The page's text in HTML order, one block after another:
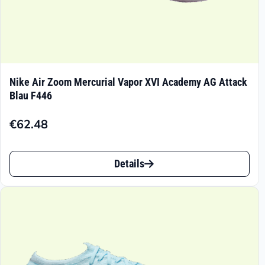
Nike Air Zoom Mercurial Vapor XVI Academy AG Attack
Blau F446
€62.48
Dieses
Produkt
auf.
Details